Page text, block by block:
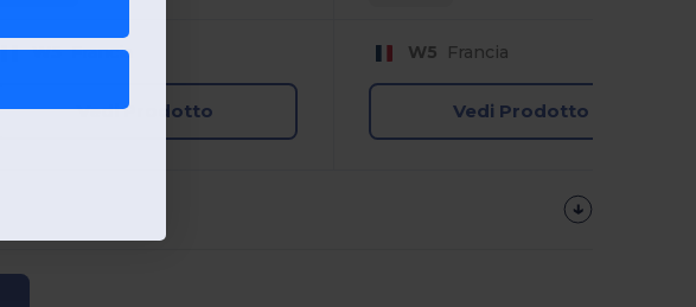
W5Francia
Vedi Prodotto
W5 Francia
Vedi Prodotto